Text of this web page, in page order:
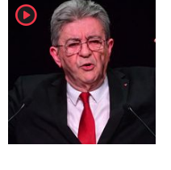
player2